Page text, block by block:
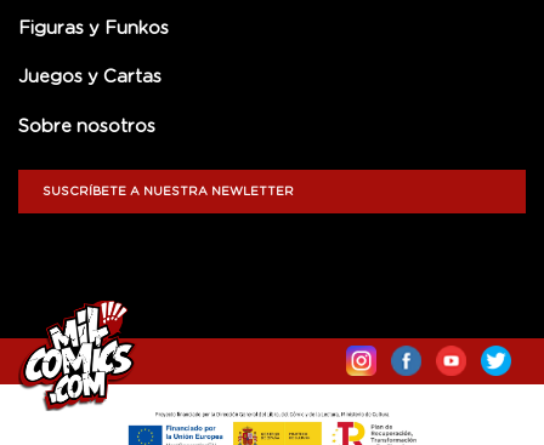
Figuras y Funkos
Juegos y Cartas
Sobre nosotros
SUSCRÍBETE A NUESTRA NEWLETTER